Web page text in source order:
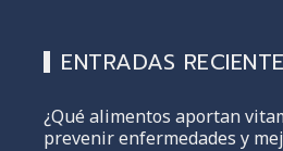
ENTRADAS
¿Qué alimentos aportan
prevenir enfermedades y